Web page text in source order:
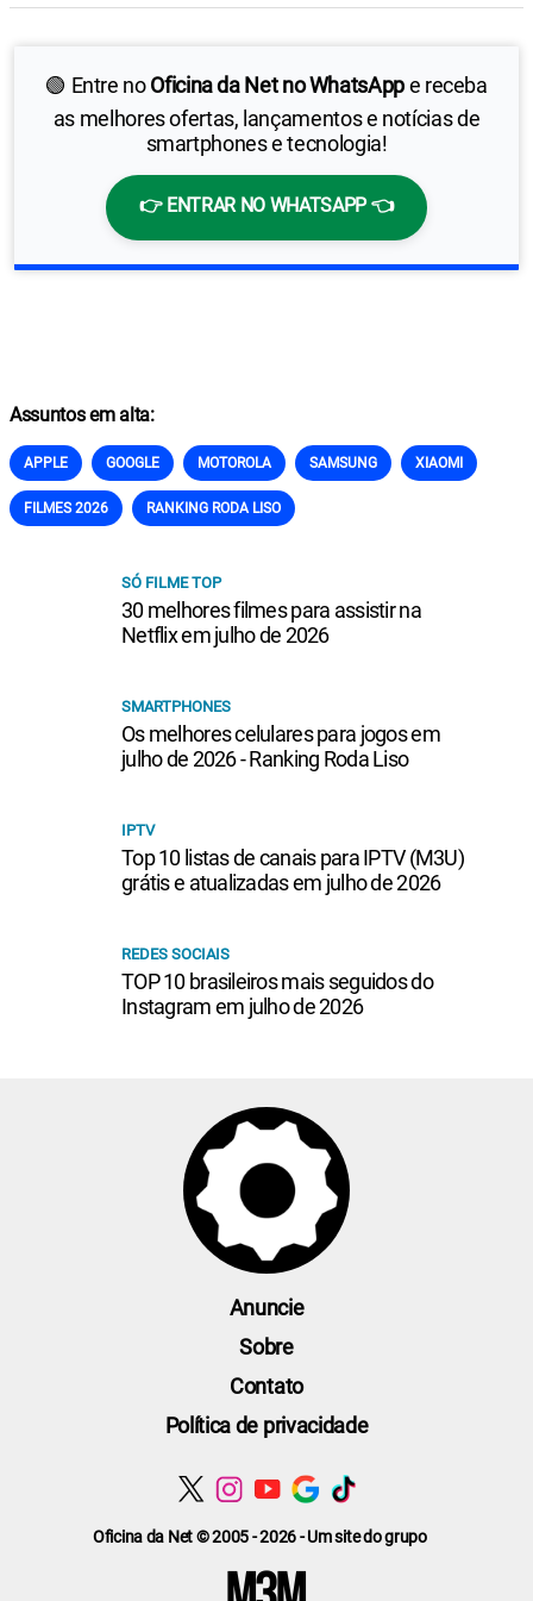
🟢 Entre noOficina da Net no WhatsAppe receba
as melhores ofertas, lançamentos e notícias de
smartphones e tecnologia!
👉 ENTRAR NO WHATSAPP 👈
Assuntos em alta:
APPLE GOOGLE MOTOROLA SAMSUNG XIAOMI
FILMES 2026 RANKING RODA LISO
SÓ FILME TOP
30 melhores filmes para assistir na
Netflix em julho de 2026
SMARTPHONES
Os melhores celulares para jogos em
julho de 2026 - Ranking Roda Liso
IPTV
Top 10 listas de canais para IPTV (M3U)
grátis e atualizadas em julho de 2026
REDES SOCIAIS
TOP 10 brasileiros mais seguidos do
Instagram em julho de 2026
Oficina da Net © 2005 - 2026 - Um site do grupo
Anuncie
Sobre
Contato
Política de privacidade